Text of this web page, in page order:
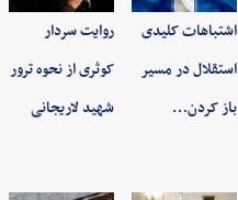
اشتباهات کلیدی
استقلال در مسیر
باز کردن…
روایت سردار
کوثری از نحوه ترور
شهید لاریجانی